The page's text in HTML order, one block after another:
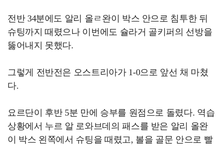
전반 34분에도 알리 올ㄹ완이 박스 안으로 침투한 뒤
슈팅까지 때렸으나 이번에도 슐라거 골키퍼의 선방을
뚫어내지 못했다.
그렇게 전반전은 오스트리아가 1-0으로 앞선 채 마쳤
다.
요르단이 후반 5분 만에 승부를 원점으로 돌렸다. 역습
상황에서 누르 알 로와브데의 패스를 받은 알리 올완
이 박스 왼쪽에서 슈팅을 때렸고, 볼을 골문 안으로 빨